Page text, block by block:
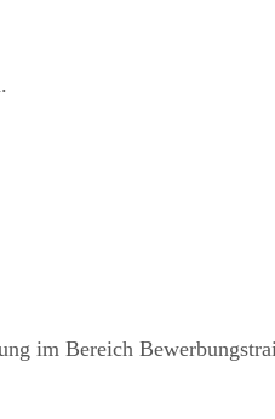
im Bereich